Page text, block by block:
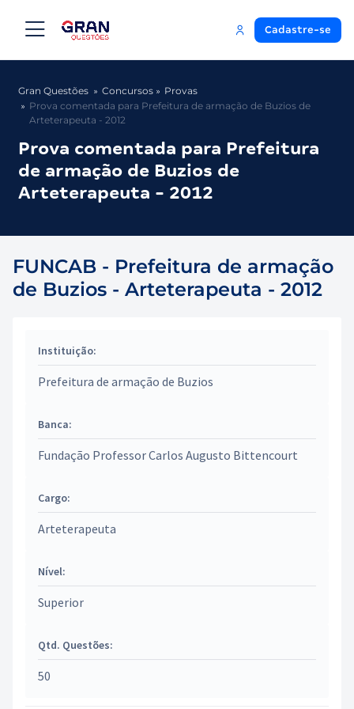
Cadastre-se
Gran Questões Concursos
Provas
Prova comentada para Prefeitura de armação de Buzios de
Arteterapeuta - 2012
Prova comentada para Prefeitura
de armação de Buzios de
Arteterapeuta - 2012
FUNCAB - Prefeitura de armação
de Buzios - Arteterapeuta - 2012
Instituição:
Prefeitura de armação de Buzios
Banca:
Fundação Professor Carlos Augusto Bittencourt
Cargo:
Arteterapeuta
Nível:
Superior
Qtd. Questões:
50